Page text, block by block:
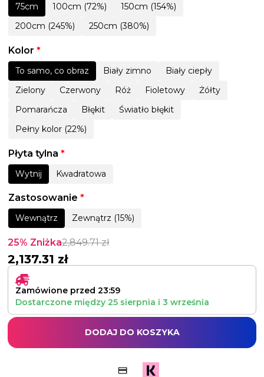
75cm 100cm (72%)
150cm (154%)
200cm (245%)
250cm (380%)
Kolor *
To samo, co obraz Biały zimno
Biały ciepły
Zielony
Czerwony Róż Fioletowy
Żółty
Pomarańcza
Błękit
Światło błękit
Pełny kolor (22%)
Płyta tylna *
Wytnij Kwadratowa
Zastosowanie *
Wewnątrz Zewnątrz (15%)
25% Zniżka2,849.71zł
2,137.31 zł
Zamówione przed 23:59
Dostarczone między 25 sierpnia i 3 września
DODAJ DO KOSZYKA